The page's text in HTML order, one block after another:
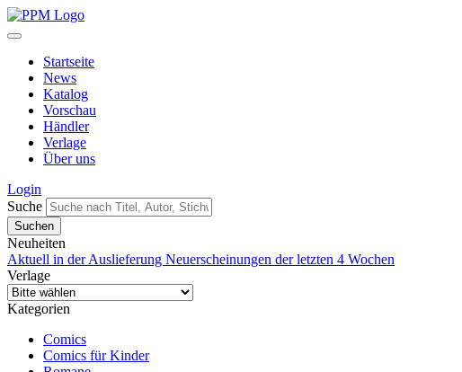
Startseite
News
Katalog
Vorschau
Händler
Verlage
Über uns
Login
Suche
Neuheiten
Aktuell in der Auslieferung Neuerscheinungen der letzten 4 Wochen
Verlage
Kategorien
Comics
Comics für Kinder